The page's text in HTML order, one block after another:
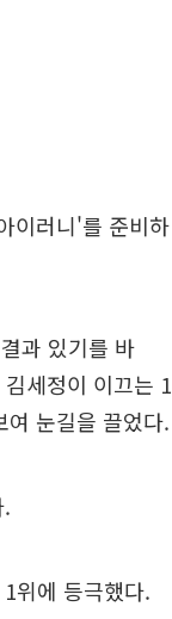
이러니'를 준비하
과 있기를 바
세정이 이끄는 1
눈길을 끌었다.
위에 등극했다.